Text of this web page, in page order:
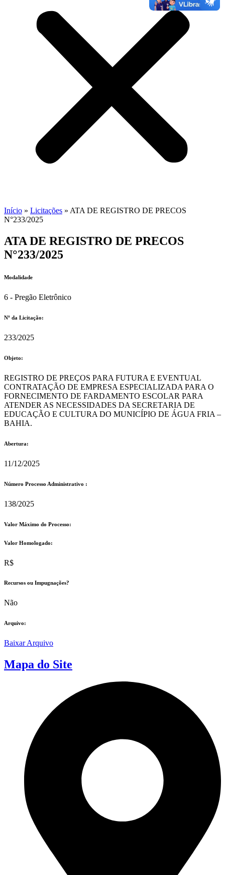
Início » Licitações » ATA DE REGISTRO DE PRECOS
N°233/2025
ATA DE REGISTRO DE PRECOS
N°233/2025
Modalidade
6 - Pregão Eletrônico
Nº da Licitação: ​​
233/2025
Objeto:
REGISTRO DE PREÇOS PARA FUTURA E EVENTUAL
CONTRATAÇÃO DE EMPRESA ESPECIALIZADA PARA O
FORNECIMENTO DE FARDAMENTO ESCOLAR PARA
ATENDER AS NECESSIDADES DA SECRETARIA DE
EDUCAÇÃO E CULTURA DO MUNICÍPIO DE ÁGUA FRIA –
BAHIA.
Abertura:
11/12/2025
Número Processo Administrativo :
138/2025
Valor Máximo do Processo: ​
Valor Homologado: ​
R$
Recursos ou Impugnações? ​
Não
Arquivo:
Baixar Arquivo
Mapa do Site